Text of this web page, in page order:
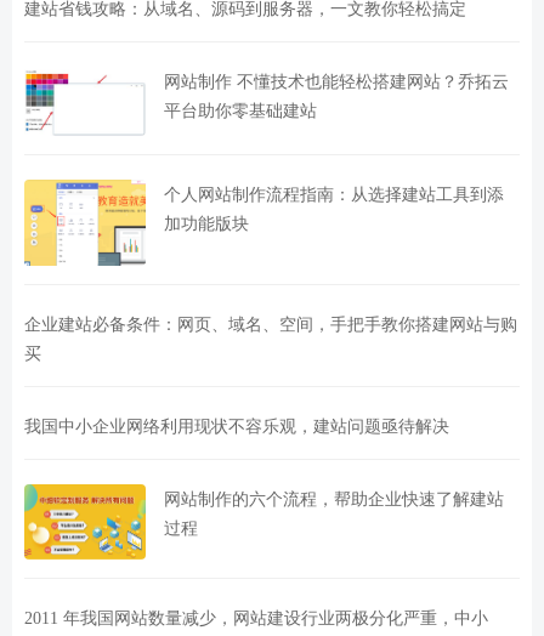
建站省钱攻略：从域名、源码到服务器，一文教你轻松搞定
网站制作 不懂技术也能轻松搭建网站？乔拓云
平台助你零基础建站
个人网站制作流程指南：从选择建站工具到添
加功能版块
企业建站必备条件：网页、域名、空间，手把手教你搭建网站与购
买
我国中小企业网络利用现状不容乐观，建站问题亟待解决
网站制作的六个流程，帮助企业快速了解建站
过程
2011 年我国网站数量减少，网站建设行业两极分化严重，中小